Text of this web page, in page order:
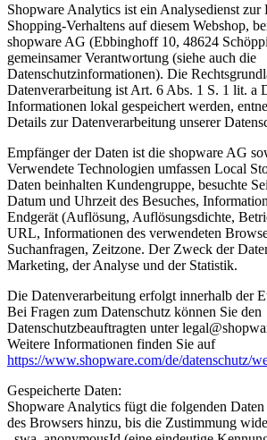
Shopware Analytics ist ein Analysedienst zur
Shopping-Verhaltens auf diesem Webshop,
shopware AG (Ebbinghoff 10, 48624
gemeinsamer Verantwortung (siehe auch die
Datenschutzinformationen). Die
Datenverarbeitung ist Art. 6 Abs. 1 S. 1 lit. a
Informationen lokal gespeichert werden,
Details zur Datenverarbeitung unserer
Empfänger der Daten ist die shopware AG
Verwendete Technologien umfassen Local
Daten beinhalten Kundengruppe, besuchte
Datum und Uhrzeit des Besuches,
Endgerät (Auflösung, Auflösungsdichte,
URL, Informationen des verwendeten
Suchanfragen, Zeitzone. Der Zweck der
Marketing, der Analyse und der Statistik.
Die Datenverarbeitung erfolgt innerhalb der
Bei Fragen zum Datenschutz können Sie den
Datenschutzbeauftragten unter
Weitere Informationen finden Sie auf
https://www.shopware.com/de/datenschutz/
Gespeicherte Daten:
Shopware Analytics fügt die folgenden
des Browsers hinzu, bis die Zustimmung